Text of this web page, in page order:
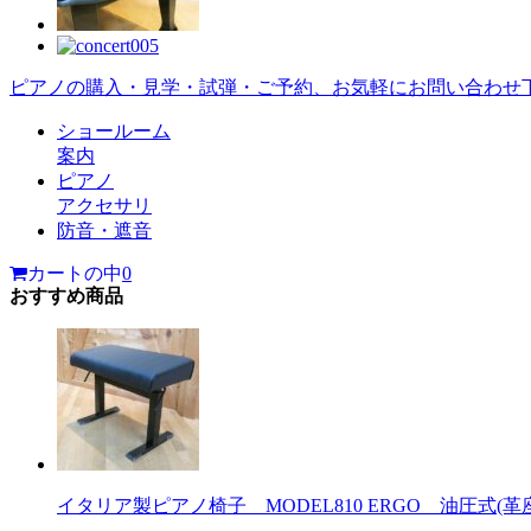
ピアノの購入・見学・試弾・ご予約、お気軽にお問い合わせ
ショールーム
案内
ピアノ
アクセサリ
防音・遮音
カートの中0
おすすめ商品
イタリア製ピアノ椅子 MODEL810 ERGO 油圧式(革